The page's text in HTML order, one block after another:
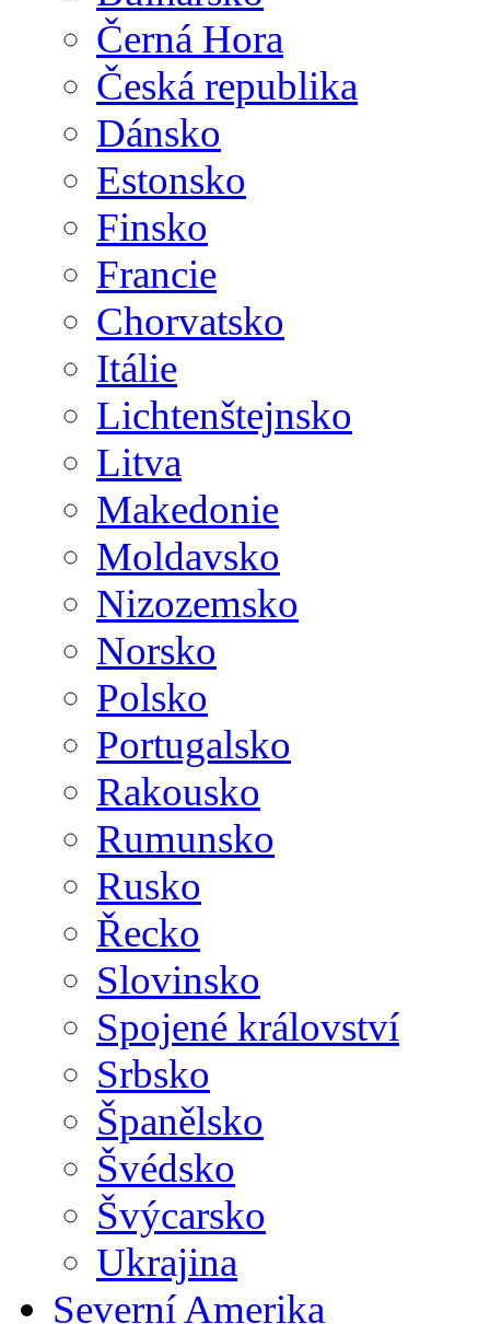
Černá Hora
Česká republika
Dánsko
Estonsko
Finsko
Francie
Chorvatsko
Itálie
Lichtenštejnsko
Litva
Makedonie
Moldavsko
Nizozemsko
Norsko
Polsko
Portugalsko
Rakousko
Rumunsko
Rusko
Řecko
Slovinsko
Spojené království
Srbsko
Španělsko
Švédsko
Švýcarsko
Ukrajina
Severní Amerika